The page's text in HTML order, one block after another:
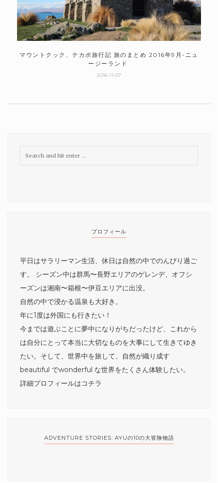
マウントクック、テカポ旅行記 旅のまとめ 2016年9月-ニュ
ージーランド
2016-11-07
プロフィール
平日はサラリーマン生活、休日は自然の中でのんびり過ご
す。 シーズン中は群馬〜長野エリアのゲレンデ、オフシ
ーズンは湘南〜箱根〜伊豆エリアに出没。
自然の中で浸かる温泉も大好き。
年に1度は外国にも行きたい！
今までは遊ぶことに夢中になりがちだったけど、これから
は自分にとって本当に大切なものを大事にして生きてゆき
たい。そして、世界中を旅して、自然が織り成す
beautiful でwonderful な世界をたくさん体験したい。
詳細プロフィールはコチラ
ADVENTURE STORIES: AYUの10の大冒険物語